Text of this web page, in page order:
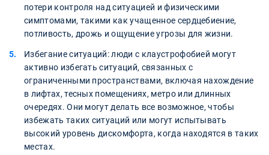
потери контроля над ситуацией и физическими
симптомами, такими как учащенное сердцебиение,
потливость, дрожь и ощущение угрозы для жизни.
Избегание ситуаций: люди с клаустрофобией могут
активно избегать ситуаций, связанных с
ограниченными пространствами, включая нахождение
в лифтах, тесных помещениях, метро или длинных
очередях. Они могут делать все возможное, чтобы
избежать таких ситуаций или могут испытывать
высокий уровень дискомфорта, когда находятся в таких
местах.